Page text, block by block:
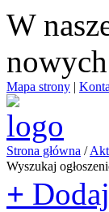
W
Mapa strony |
Strona główna /
Wyszukaj
+